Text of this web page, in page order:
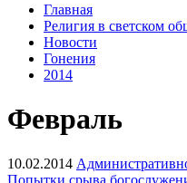
Главная
Религия в светском
Новости
Гонения
2014
Февраль
10.02.2014
Попытки срыва